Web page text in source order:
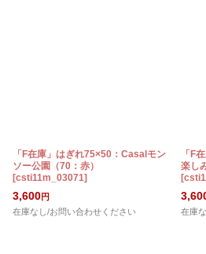
「F在庫」はぎれ75×50：Casalモン
ソー公園（70：赤）
[csti11m_03071]
3,600円
在庫なし/お問い合わせください
「F
楽し
[
在庫